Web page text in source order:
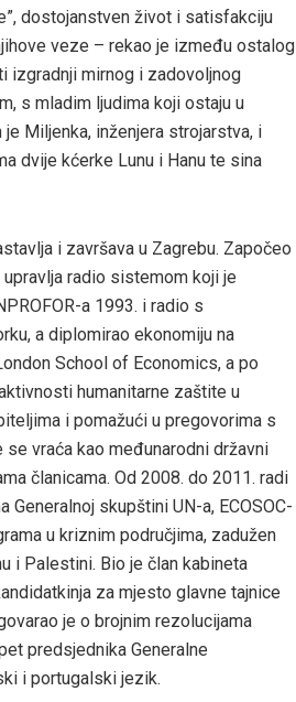
dostojanstven život i satisfakciju
veze – rekao je između ostalog
izgradnji mirnog i zadovoljnog
s mladim ljudima koji ostaju u
Miljenka, inženjera strojarstva, i
dvije kćerke Lunu i Hanu te sina
i završava u Zagrebu. Započeo
radio sistemom koji je
a 1993. i radio s
a diplomirao ekonomiju na
School of Economics, a po
humanitarne zaštite u
i pomažući u pregovorima s
se vraća kao međunarodni državni
članicama. Od 2008. do 2011. radi
Generalnoj skupštini UN-a, ECOSOC-
u kriznim područjima, zadužen
i Palestini. Bio je član kabineta
za mjesto glavne tajnice
je o brojnim rezolucijama
predsjednika Generalne
i portugalski jezik.